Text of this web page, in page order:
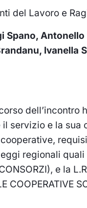
del Lavoro e
Spano,
Ivanella
dell’incontro
servizio e la
regionali quali
e la
COOPERATIVE